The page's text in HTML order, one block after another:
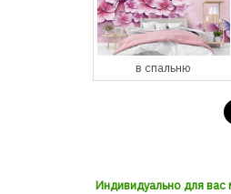
в студию и зал
Индивидуально для